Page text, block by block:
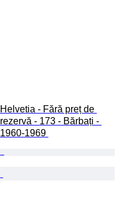
Helvetia - Fără preț de
rezervă - 173 - Bărbați -
1960-1969